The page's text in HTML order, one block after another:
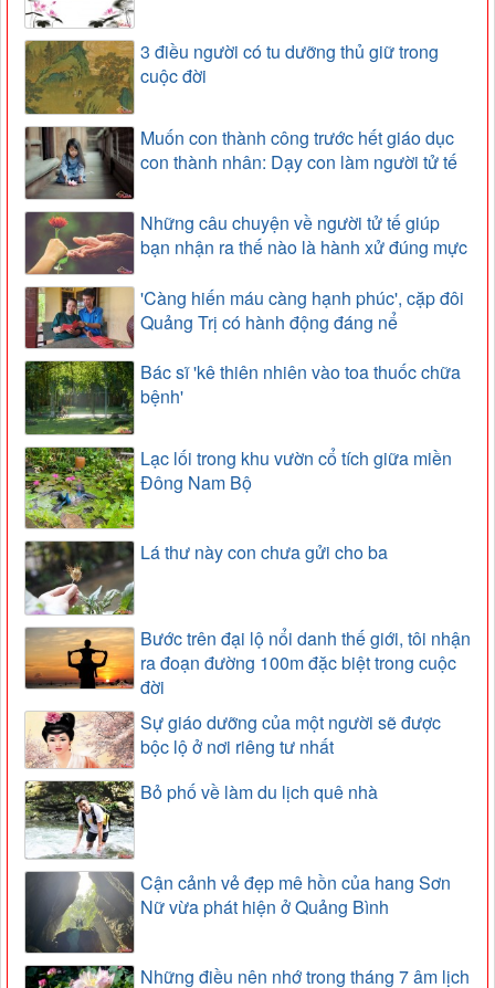
3 điều người có tu dưỡng thủ giữ trong
cuộc đời
Muốn con thành công trước hết giáo dục
con thành nhân: Dạy con làm người tử tế
Những câu chuyện về người tử tế giúp
bạn nhận ra thế nào là hành xử đúng mực
'Càng hiến máu càng hạnh phúc', cặp đôi
Quảng Trị có hành động đáng nể
Bác sĩ 'kê thiên nhiên vào toa thuốc chữa
bệnh'
Lạc lối trong khu vườn cổ tích giữa miền
Đông Nam Bộ
Lá thư này con chưa gửi cho ba
Bước trên đại lộ nổi danh thế giới, tôi nhận
ra đoạn đường 100m đặc biệt trong cuộc
đời
Sự giáo dưỡng của một người sẽ được
bộc lộ ở nơi riêng tư nhất
Bỏ phố về làm du lịch quê nhà
Cận cảnh vẻ đẹp mê hồn của hang Sơn
Nữ vừa phát hiện ở Quảng Bình
Những điều nên nhớ trong tháng 7 âm lịch